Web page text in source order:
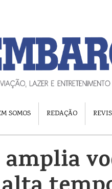
SOMOS REDAÇÃO